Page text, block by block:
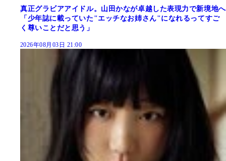
真正グラビアアイドル。山田かなが卓越した表現力で新境地へ
「少年誌に載っていた"エッチなお姉さん"になれるってすご
く尊いことだと思う」
2026年08月03日 21:00